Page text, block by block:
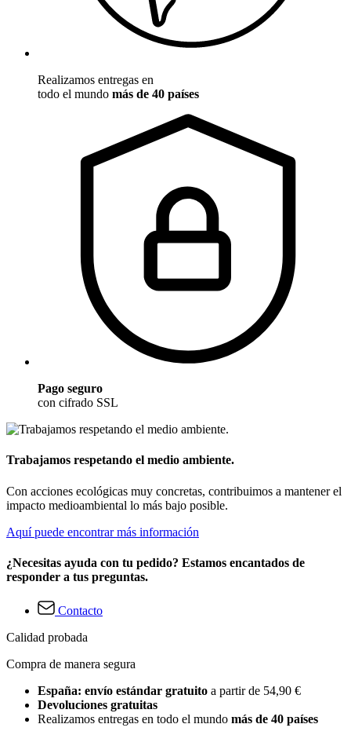
Realizamos entregas en
todo el mundo más de 40 países
Pago seguro
con cifrado SSL
Trabajamos respetando el medio ambiente.
Con acciones ecológicas muy concretas, contribuimos a mantener el
impacto medioambiental lo más bajo posible.
Aquí puede encontrar más información
¿Necesitas ayuda con tu pedido? Estamos encantados de
responder a tus preguntas.
Contacto
Calidad probada
Compra de manera segura
España: envío estándar gratuito a partir de 54,90 €
Devoluciones gratuitas
Realizamos entregas en todo el mundo más de 40 países